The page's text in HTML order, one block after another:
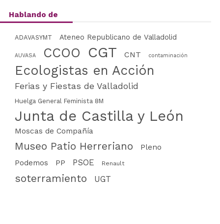
Hablando de
ADAVASYMT Ateneo Republicano de Valladolid
AUVASA CCOO CGT CNT contaminación
Ecologistas en Acción
Ferias y Fiestas de Valladolid
Huelga General Feminista 8M
Junta de Castilla y León
Moscas de Compañía
Museo Patio Herreriano
Pleno
Podemos
PP PSOE Renault
soterramiento UGT